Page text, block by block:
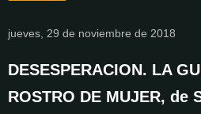
jueves, 29 de noviembre de 2018
DESESPERACION. LA
ROSTRO DE MUJER, de